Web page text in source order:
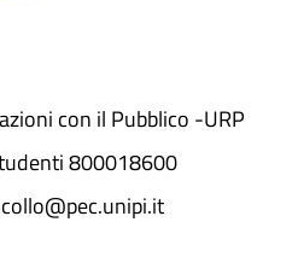
con il Pubblico -URP
800018600​